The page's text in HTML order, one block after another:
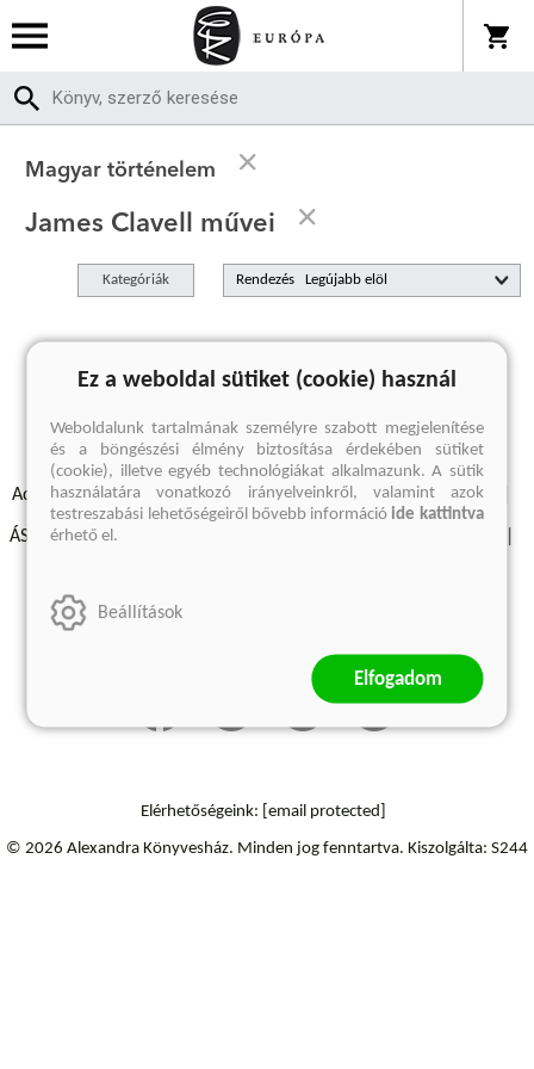
Magyar történelem
James Clavell művei
Kategóriák Rendezés
A keresett kifejezésre nincs találat
Adatvédelmi szabályzatok Elállási felmondási nyilatkozat
ÁSZF - Vásárlási feltételek
Szállítási információk
Elérhetőségeink: [email protected]
© 2026 Alexandra Könyvesház. Minden jog fenntartva. Kiszolgálta: S244
Ez a weboldal sütiket (cookie) használ
Weboldalunk tartalmának személyre szabott megjelenítése
és a böngészési élmény biztosítása érdekében sütiket
(cookie), illetve egyéb technológiákat alkalmazunk. A sütik
használatára vonatkozó irányelveinkről, valamint azok
testreszabási lehetőségeiről bővebb információide kattintva
érhető el.
Beállítások
Elfogadom